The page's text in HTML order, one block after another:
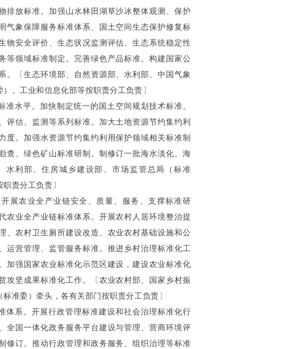
排放标准。加强山水林田湖草沙冰整体观测、保护
气象保障服务标准体系、国土空间生态保护修复标
物安全评价、生态状况监测评估、生态系统稳定性
等领域标准制定。完善绿色产品标准。构建国家公
。〔生态环境部、自然资源部、水利部、中国气象
、工业和信息化部等按职责分工负责〕
准水平。加快制定统一的国土空间规划技术标准。
评估、监测等系列标准。加大土地资源节约集约利
度。加强水资源节约集约利用保护领域相关标准制
查、绿色矿山标准研制。制修订一批海水淡化、海
水利部、住房城乡建设部、市场监管总局（标准
责分工负责〕
展农业全产业链安全、质量、服务、支撑标准研
农业全产业链标准体系。开展农村人居环境整治提
、农村卫生厕所建设改造、农业农村基础设施和公
运营管理、监管服务标准。推进乡村治理标准化工
加强国家农业标准化示范区建设，建设农业标准化
攻坚成果标准化工作。〔农业农村部、国家乡村振
准委）牵头，各有关部门按职责分工负责〕
体系。开展行政管理标准建设和社会治理标准化行
全国一体化政务服务平台建设与管理、营商环境评
修订。推动行政管理和政务服务、组织治理等标准